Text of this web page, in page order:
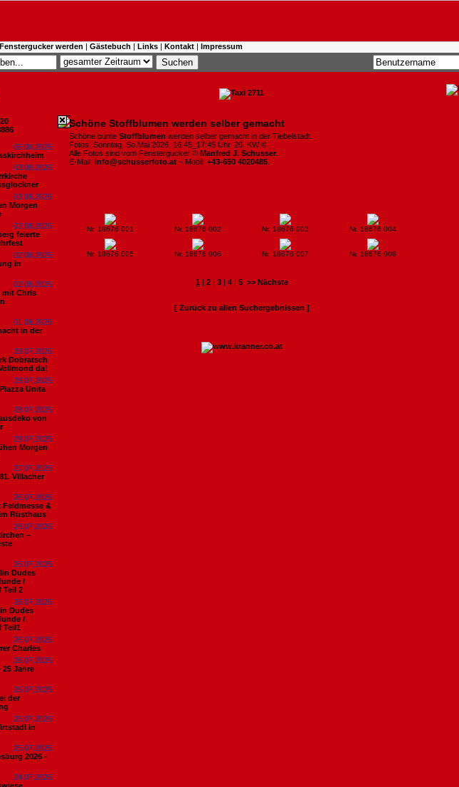
Fenstergucker werden | Gästebuch | Links | Kontakt | Impressum
06.08.2026
03.08.2026
03.08.2026
Morgen
02.08.2026
feierte
02.08.2026
in
02.08.2026
mit Chris
01.08.2026
in der
29.07.2026
Dobratsch
da!
29.07.2026
Unita
29.07.2026
von
29.07.2026
Morgen
27.07.2026
Villacher
26.07.2026
&
Rüsthaus
26.07.2026
–
26.07.2026
Dudes
/
Teil 2
26.07.2026
Dudes
/
26.07.2026
Charles
26.07.2026
25 Jahre
25.07.2026
der
25.07.2026
in
25.07.2026
2026 -
24.07.2026
Schöne Stoffblumen werden selber gemacht
Schöne bunte Stoffblumen werden selber gemacht in der Tiebelstadt.
Fotos: Sonntag, So.Mai 2026, 16:45_17:45 Uhr, 20. KW ©.
Alle Fotos sind vom Fenstergucker © Manfred J. Schusser
E-Mail: info@schusserfoto.at – Mobil: +43-650 4020485
Nr. 18676 001 Nr. 18676 002 Nr. 18676 003 Nr. 18676 004
Nr. 18676 005 Nr. 18676 006 Nr. 18676 007 Nr. 18676 008
1 | 2| 3| 4| 5 >> Nächste
[ Zurück zu allen Suchergebnissen ]